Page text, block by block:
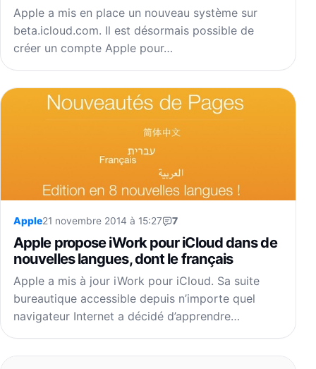
Apple a mis en place un nouveau système sur
beta.icloud.com. Il est désormais possible de
créer un compte Apple pour…
Apple21 novembre 2014 à 15:27 7
Apple propose iWork pour iCloud dans de
nouvelles langues, dont le français
Apple a mis à jour iWork pour iCloud. Sa suite
bureautique accessible depuis n’importe quel
navigateur Internet a décidé d’apprendre…